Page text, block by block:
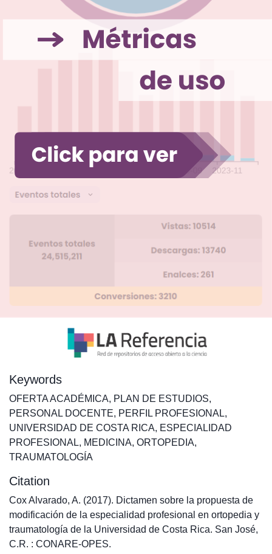
Keywords
OFERTA ACADÉMICA, PLAN DE ESTUDIOS,
PERSONAL DOCENTE, PERFIL PROFESIONAL,
UNIVERSIDAD DE COSTA RICA, ESPECIALIDAD
PROFESIONAL, MEDICINA, ORTOPEDIA,
TRAUMATOLOGÍA
Citation
Cox Alvarado, A. (2017). Dictamen sobre la propuesta de
modificación de la especialidad profesional en ortopedia y
traumatología de la Universidad de Costa Rica. San José,
C.R. : CONARE-OPES.